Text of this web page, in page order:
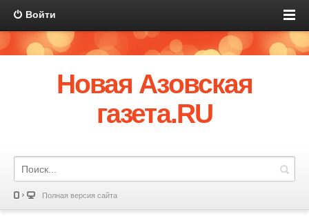
Войти
Новая Азовская
газета.RU
Полная версия сайта